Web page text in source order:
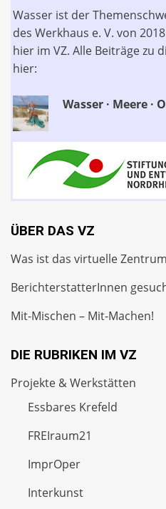
Wasser ist der
des Werkhaus e. V. von
hier im VZ. Alle Beiträge zu
hier:
Wasser · Meere ·
ÜBER DAS VZ
Was ist das virtuelle
BerichterstatterInnen
Mit-Mischen – Mit-Machen!
DIE RUBRIKEN IM VZ
Projekte & Werkstätten
Essbares Krefeld
FREIraum21
ImprOper
Interkunst